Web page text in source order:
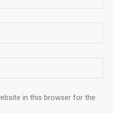
in this browser for the